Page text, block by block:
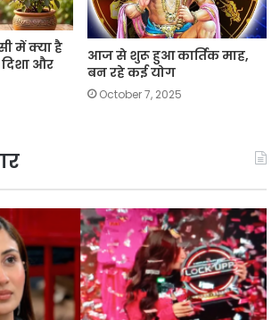
में क्या है
और
आज से शुरू हुआ कार्तिक माह,
बन रहे कई योग
October 7, 2025